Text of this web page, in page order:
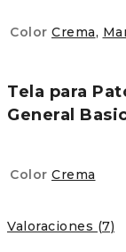
Color Crema,
Tela para
General
Color Crema
Valoraciones (7)